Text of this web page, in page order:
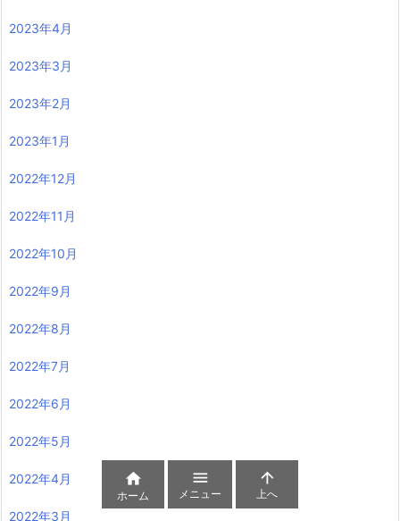
2023年4月
2023年3月
2023年2月
2023年1月
2022年12月
2022年11月
2022年10月
2022年9月
2022年8月
2022年7月
2022年6月
2022年5月
2022年4月
2022年3月

ホーム

メニュー

上へ